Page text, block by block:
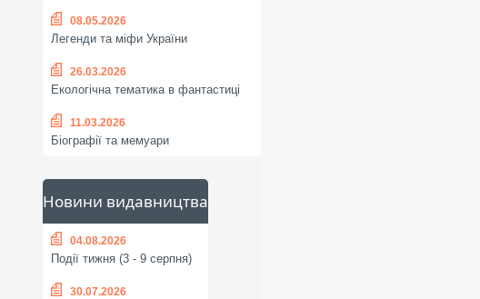
08.05.2026
Легенди та міфи України
26.03.2026
Екологічна тематика в фантастиці
11.03.2026
Біографії та мемуари
Новини видавництва
04.08.2026
Події тижня (3 - 9 серпня)
30.07.2026